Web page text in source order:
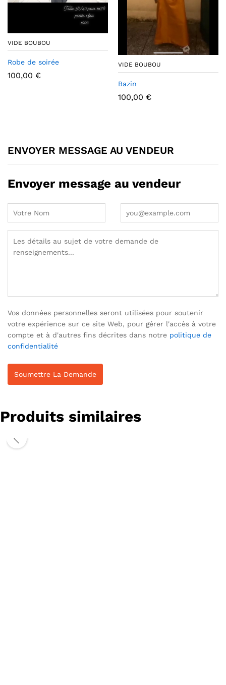
VIDE BOUBOU
Robe de soirée
100,00 €
VIDE BOUBOU
Bazin
100,00 €
ENVOYER MESSAGE AU VENDEUR
Envoyer message au vendeur
Vos données personnelles seront utilisées pour soutenir
votre expérience sur ce site Web, pour gérer l'accès à votre
compte et à d'autres fins décrites dans notre politique de
confidentialité
Produits similaires